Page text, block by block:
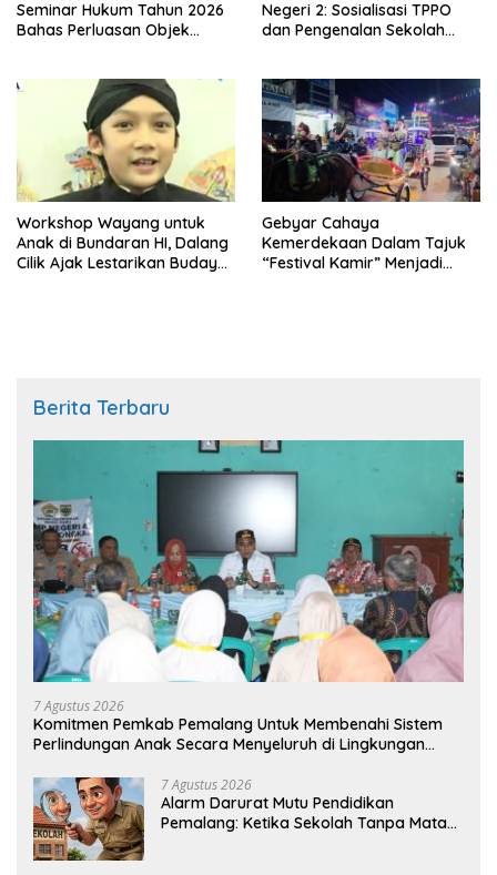
Seminar Hukum Tahun 2026
Bahas Perluasan Objek
Negeri 2: Sosialisasi TPPO
dan Pengenalan Sekolah
Workshop Wayang untuk
Anak di Bundaran HI, Dalang
Cilik Ajak Lestarikan Budaya
Gebyar Cahaya
Kemerdekaan Dalam Tajuk
“Festival Kamir” Menjadi
Berita Terbaru
7 Agustus 2026
Komitmen Pemkab Pemalang Untuk Membenahi Sistem
Perlindungan Anak Secara Menyeluruh di Lingkungan
7 Agustus 2026
Alarm Darurat Mutu Pendidikan
Pemalang: Ketika Sekolah Tanpa Mata